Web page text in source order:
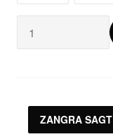
ZANGRA SAGT